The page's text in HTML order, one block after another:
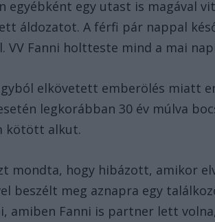
egyébként egy utast is magával
áldozatot. A férfi pár nappal
VV Fanni holtteste mind a mai
elkövetett emberölés miatt
legkorábban 30 év múlva
kötött alkut.
mondta, hogy hibázott, amikor
beszélt meg aznapra egy
Fanni is partner lett